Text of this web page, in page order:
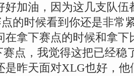
好加油，因为这几支队伍
的时候看到你还是非常
在拿下赛点的时候和拿
赛点，我觉得这把已经稳
是昨天面对XLG也好，